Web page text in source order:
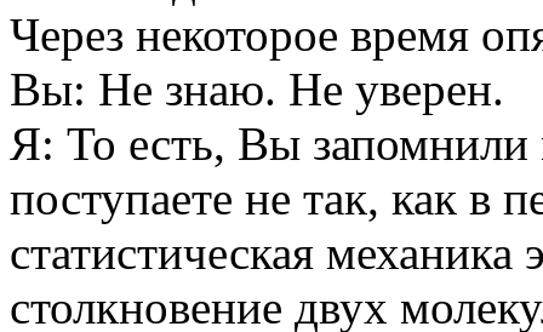
Через некоторое время
Вы: Не знаю. Не уверен.
Я: То есть, Вы запомнили
поступаете не так, как в
статистическая механика
столкновение двух